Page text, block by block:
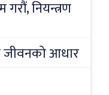
गरौं, नियन्त्रण
जीवनको आधार